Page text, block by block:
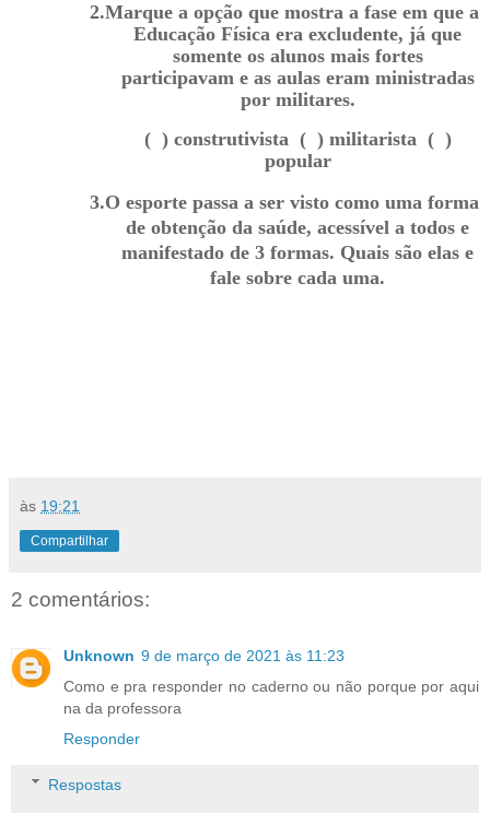
2.Marque a opção que mostra a fase em que a
Educação Física era excludente, já que
somente os alunos mais fortes
participavam e as aulas eram ministradas
por militares.
( ) construtivista ( ) militarista ( )
popular
3.O esporte passa a ser visto como uma forma
de obtenção da saúde, acessível a todos e
manifestado de 3 formas. Quais são elas e
fale sobre cada uma.
às 19:21
Compartilhar
2 comentários:
Unknown 9 de março de 2021 às 11:23
Como e pra responder no caderno ou não porque por aqui
na da professora
Responder
Respostas